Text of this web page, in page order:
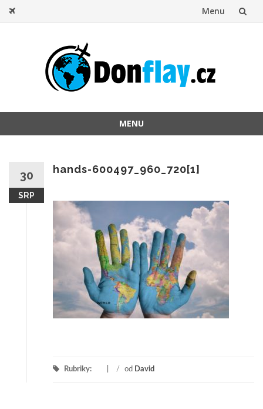
Menu
MENU
30
SRP
hands-600497_960_720[1]
Rubriky: / od David